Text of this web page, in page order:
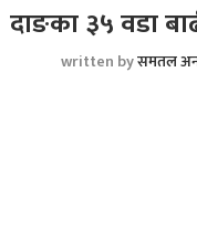
दाङका ३५ वडा
written byसमतल